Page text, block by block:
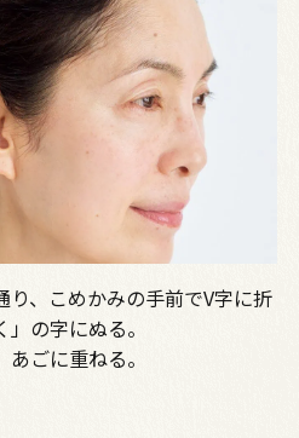
、こめかみの手前でV字に折
の字にぬる。
ごに重ねる。